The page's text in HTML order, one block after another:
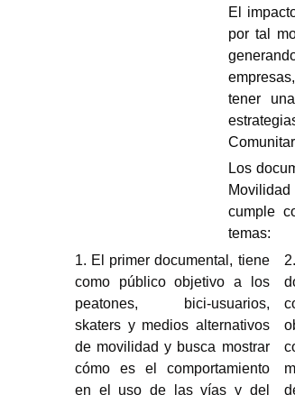
El
por tal
tener
Los
cumple
temas:
1. El primer documental, tiene
como público objetivo a los
peatones, bici-usuarios,
skaters y medios alternativos
de movilidad y busca mostrar
cómo es el comportamiento
en el uso de las vías y del